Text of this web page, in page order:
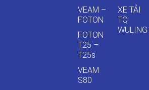
VEAM –
FOTON
FOTON
T25 –
T25s
VEAM
S80
XE TẢI
TQ
WULING